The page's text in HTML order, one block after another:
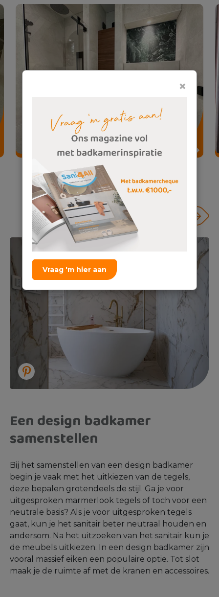
×
Vraag 'm hier aan
Design wellness badkamer familie Tork
Een design badkamer
samenstellen
Bij het samenstellen van een design badkamer
begin je vaak met het uitkiezen van de tegels,
deze bepalen grotendeels de stijl. Ga je voor
uitgesproken marmerlook tegels of toch voor een
neutrale basis? Als je voor uitgesproken tegels
gaat, kun je het sanitair beter neutraal houden en
andersom. Na het uitzoeken van het sanitair kun je
de meubels uitkiezen. In een design badkamer zijn
vooral massief eiken een populaire optie. Tot slot
maak je de ruimte af met de kranen en accessoires.